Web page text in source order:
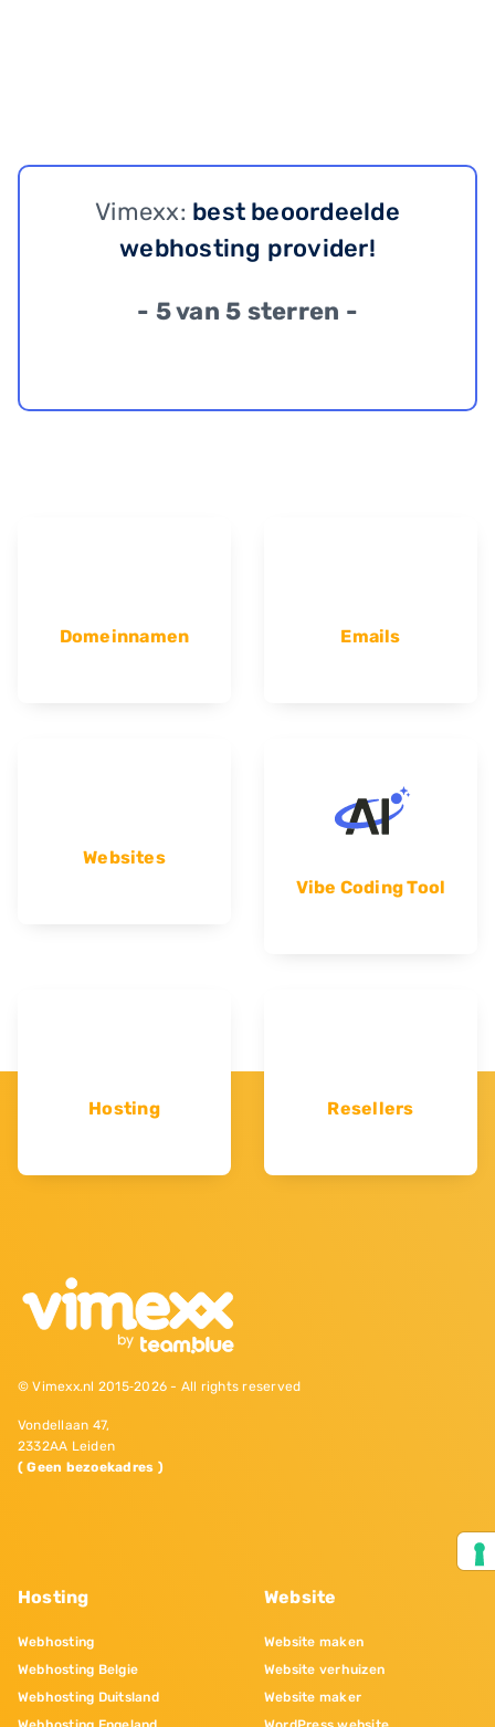
Vimexx: best beoordeelde
webhosting provider!
- 5 van 5 sterren -
Domeinnamen Emails
Websites
Vibe Coding Tool
Hosting Resellers
© Vimexx.nl 2015‐2026 - All rights reserved
Vondellaan 47,
2332AA Leiden
( Geen bezoekadres )
Hosting
Webhosting
Webhosting Belgie
Webhosting Duitsland
Website
Website maken
Website verhuizen
Website maker